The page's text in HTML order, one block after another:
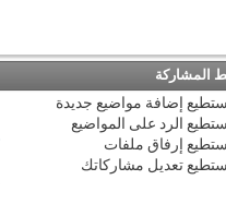
المشاركة
إضافة مواضيع جديدة
الرد على المواضيع
إرفاق ملفات
تعديل مشاركاتك